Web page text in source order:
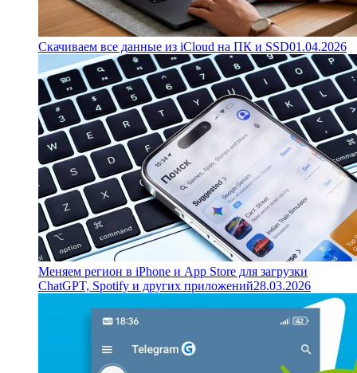
Скачиваем все данные из iCloud на ПК и SSD01.04.2026
Меняем регион в iPhone и App Store для загрузки
ChatGPT, Spotify и других приложений28.03.2026